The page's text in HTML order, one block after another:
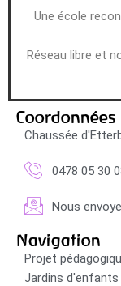
Une école
Réseau libre et
Coordonnées
Chaussée
0478 05 30
Nous
Navigation
Projet
Jardins d'enfants